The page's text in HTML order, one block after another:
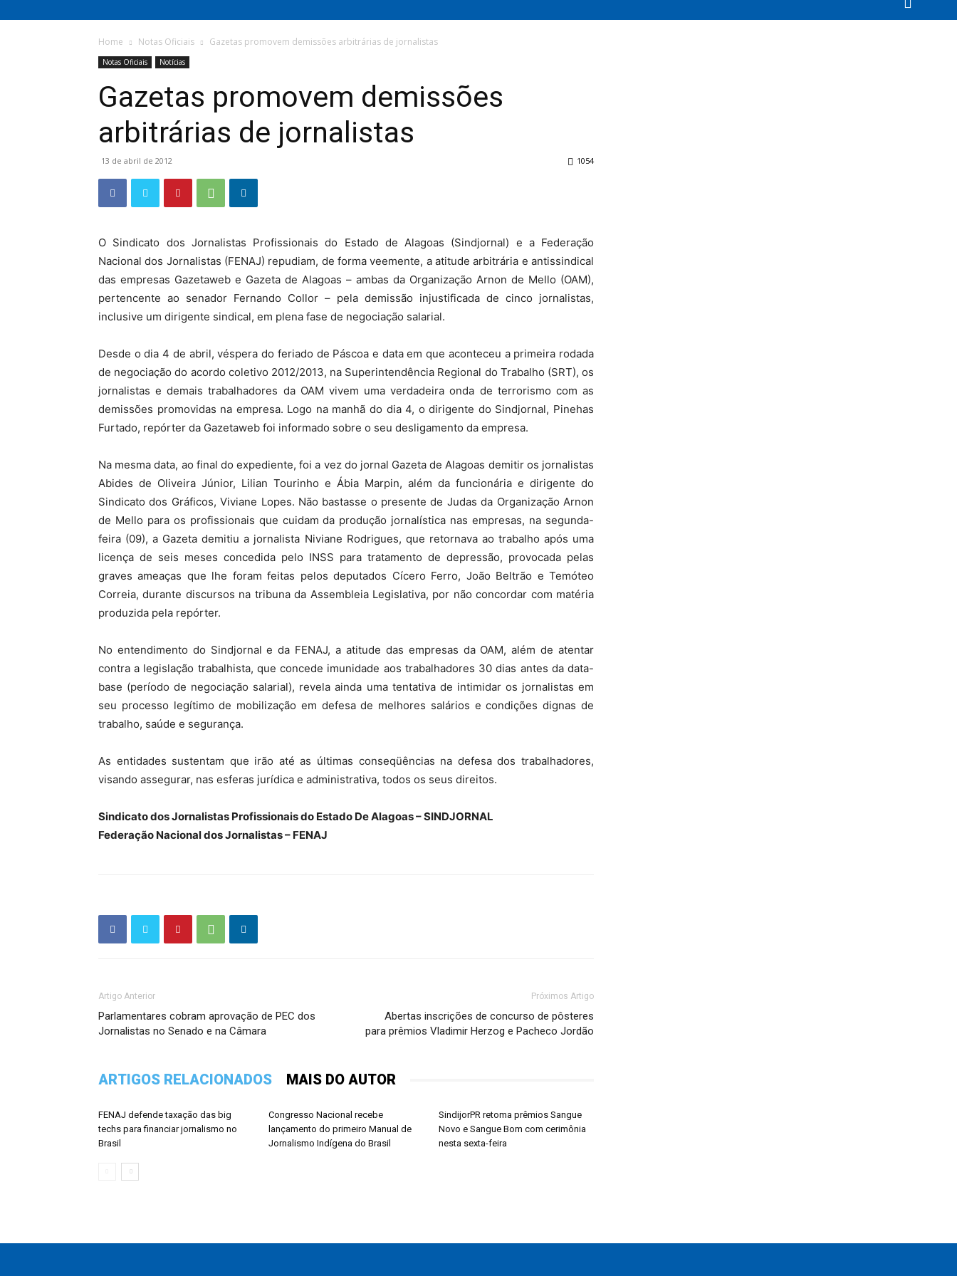
Home Notas Oficiais Gazetas promovem demissões arbitrárias de jornalistas
Notas Oficiais Notícias
Gazetas promovem demissões
arbitrárias de jornalistas
13 de abril de 2012 1054
O Sindicato dos Jornalistas Profissionais do Estado de Alagoas (Sindjornal) e a Federação
Nacional dos Jornalistas (FENAJ) repudiam, de forma veemente, a atitude arbitrária e antissindical
das empresas Gazetaweb e Gazeta de Alagoas – ambas da Organização Arnon de Mello (OAM),
pertencente ao senador Fernando Collor – pela demissão injustificada de cinco jornalistas,
inclusive um dirigente sindical, em plena fase de negociação salarial.
Desde o dia 4 de abril, véspera do feriado de Páscoa e data em que aconteceu a primeira rodada
de negociação do acordo coletivo 2012/2013, na Superintendência Regional do Trabalho (SRT), os
jornalistas e demais trabalhadores da OAM vivem uma verdadeira onda de terrorismo com as
demissões promovidas na empresa. Logo na manhã do dia 4, o dirigente do Sindjornal, Pinehas
Furtado, repórter da Gazetaweb foi informado sobre o seu desligamento da empresa.
Na mesma data, ao final do expediente, foi a vez do jornal Gazeta de Alagoas demitir os jornalistas
Abides de Oliveira Júnior, Lilian Tourinho e Ábia Marpin, além da funcionária e dirigente do
Sindicato dos Gráficos, Viviane Lopes. Não bastasse o presente de Judas da Organização Arnon
de Mello para os profissionais que cuidam da produção jornalística nas empresas, na segunda-
feira (09), a Gazeta demitiu a jornalista Niviane Rodrigues, que retornava ao trabalho após uma
licença de seis meses concedida pelo INSS para tratamento de depressão, provocada pelas
graves ameaças que lhe foram feitas pelos deputados Cícero Ferro, João Beltrão e Temóteo
Correia, durante discursos na tribuna da Assembleia Legislativa, por não concordar com matéria
produzida pela repórter.
No entendimento do Sindjornal e da FENAJ, a atitude das empresas da OAM, além de atentar
contra a legislação trabalhista, que concede imunidade aos trabalhadores 30 dias antes da data-
base (período de negociação salarial), revela ainda uma tentativa de intimidar os jornalistas em
seu processo legítimo de mobilização em defesa de melhores salários e condições dignas de
trabalho, saúde e segurança.
As entidades sustentam que irão até as últimas conseqüências na defesa dos trabalhadores,
visando assegurar, nas esferas jurídica e administrativa, todos os seus direitos.
Sindicato dos Jornalistas Profissionais do Estado De Alagoas – SINDJORNAL
Federação Nacional dos Jornalistas – FENAJ
Artigo Anterior
Parlamentares cobram aprovação de PEC dos
Jornalistas no Senado e na Câmara
Próximos Artigo
Abertas inscrições de concurso de pôsteres
para prêmios Vladimir Herzog e Pacheco Jordão
ARTIGOS RELACIONADOS MAIS DO AUTOR
FENAJ defende taxação das big
techs para financiar jornalismo no
Brasil
Congresso Nacional recebe
lançamento do primeiro Manual de
Jornalismo Indígena do Brasil
SindijorPR retoma prêmios Sangue
Novo e Sangue Bom com cerimônia
nesta sexta-feira